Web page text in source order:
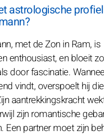
astrologische
met de Zon in Ram, is
enthousiast, en bloeit
door fascinatie.
vindt, overspoelt hij
aantrekkingskracht
zijn romantische
Een partner moet zijn